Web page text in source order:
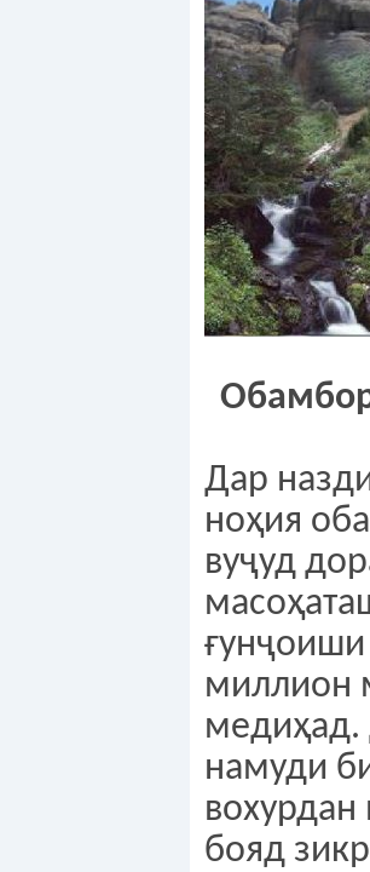
Дар
ноҳия
вуҷуд
миллион
намуди
вохурдан
бояд